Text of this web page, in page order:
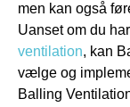
men kan også
Uanset om du
ventilation, kan
vælge og
Balling